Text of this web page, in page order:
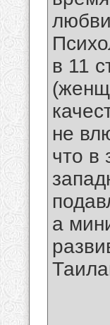
в 11
не
что в
а